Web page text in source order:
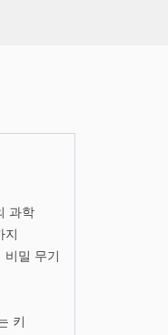
과학
지
비밀 무기
키